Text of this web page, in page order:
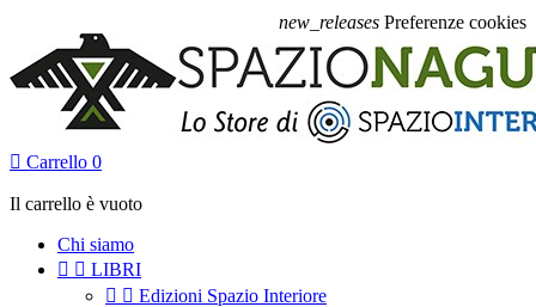
new_releases Preferenze cookies
 Carrello 0
Il carrello è vuoto
Chi siamo
  LIBRI
  Edizioni Spazio Interiore